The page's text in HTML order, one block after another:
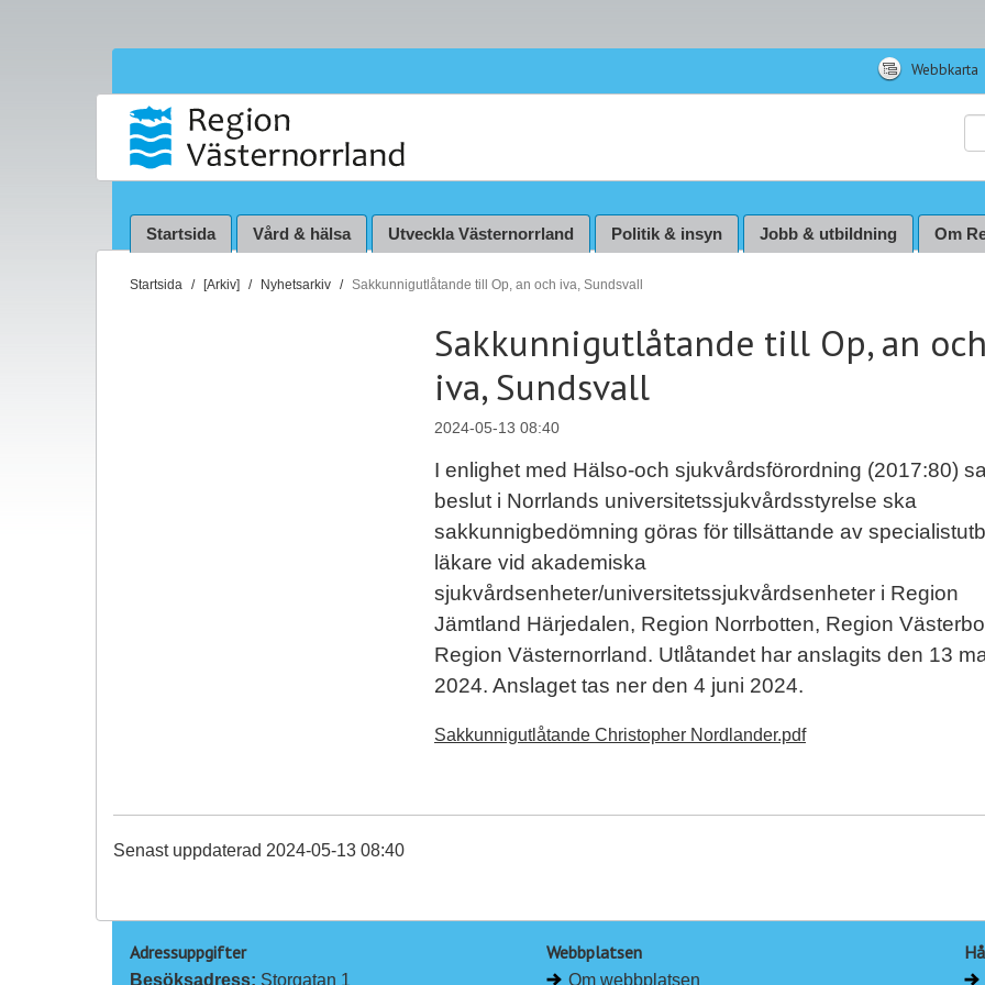
Webbkarta
Startsida Vård & hälsa Utveckla Västernorrland Politik & insyn Jobb & utbildning Om
D
Startsida [Arkiv] Nyhetsarkiv Sakkunnigutlåtande till Op, an och iva, Sundsvall
Sakkunnigutlåtande till Op, an och
iva, Sundsvall
2024-05-13 08:40
I enlighet med Hälso-och sjukvårdsförordning (2017:80)
beslut i Norrlands universitetssjukvårdsstyrelse ska
sakkunnigbedömning göras för tillsättande av
läkare vid akademiska
sjukvårdsenheter/universitetssjukvårdsenheter i Region
Jämtland Härjedalen, Region Norrbotten, Region
Region Västernorrland. Utlåtandet har anslagits den 13
2024. Anslaget tas ner den 4 juni 2024.
Sakkunnigutlåtande Christopher Nordlander.pdf
Senast uppdaterad 2024-05-13 08:40
Adressuppgifter
Besöksadress: Storgatan 1
Webbplatsen
Om webbplatsen